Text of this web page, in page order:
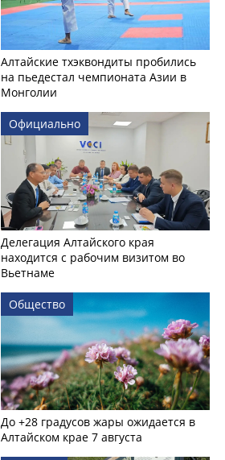
Алтайские тхэквондиты пробились
на пьедестал чемпионата Азии в
Монголии
Официально
Делегация Алтайского края
находится с рабочим визитом во
Вьетнаме
Общество
До +28 градусов жары ожидается в
Алтайском крае 7 августа